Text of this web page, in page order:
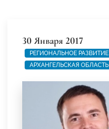
30 Января 2017
РЕГИОНАЛЬНОЕ РАЗВИТИЕ
АРХАНГЕЛЬСКАЯ ОБЛАСТЬ